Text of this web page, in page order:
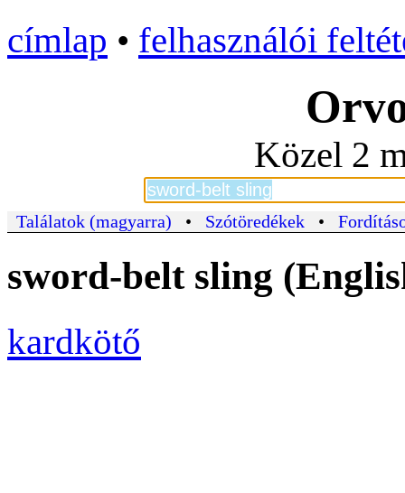
címlap • felhasználói
Közel 2
Találatok (magyarra) • Szótöredékek •
sword-belt sling
kardkötő